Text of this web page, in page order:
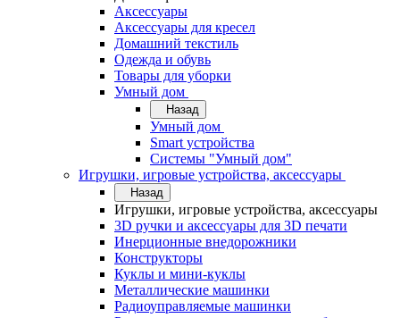
Аксессуары
Аксессуары для кресел
Домашний текстиль
Одежда и обувь
Товары для уборки
Умный дом
Назад
Умный дом
Smart устройства
Системы "Умный дом"
Игрушки, игровые устройства, аксессуары
Назад
Игрушки, игровые устройства, аксессуары
3D ручки и аксессуары для 3D печати
Инерционные внедорожники
Конструкторы
Куклы и мини-куклы
Металлические машинки
Радиоуправляемые машинки